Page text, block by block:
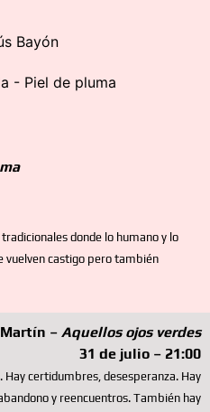
donde lo humano y lo
vuelven castigo pero también
– Aquellos ojos verdes
31 de julio – 21:00
certidumbres, desesperanza. Hay
y reencuentros. También hay